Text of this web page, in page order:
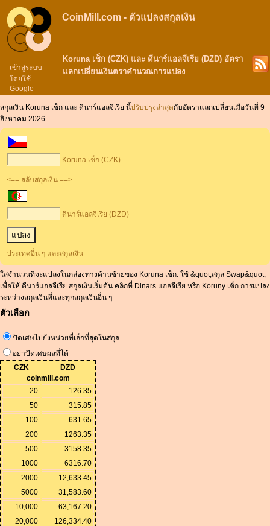
เข้าสู่ระบบ
โดยใช้
Google
CoinMill.com - ตัวแปลงสกุลเงิน
Koruna เช็ก (CZK) และ ดีนาร์แอลจีเรีย (DZD) อัตรา
แลกเปลี่ยนเงินตราคำนวณการแปลง
สกุลเงิน Koruna เช็ก และ ดีนาร์แอลจีเรีย นี้ปรับปรุงล่าสุดกับอัตราแลกเปลี่ยนเมื่อวันที่ 9
สิงหาคม 2026.
Koruna เช็ก (CZK)
<== สลับสกุลเงิน ==>
ดีนาร์แอลจีเรีย (DZD)
ประเทศอื่น ๆ และสกุลเงิน
ใส่จำนวนที่จะแปลงในกล่องทางด้านซ้ายของ Koruna เช็ก. ใช้ &quot;สกุล Swap&quot;
เพื่อให้ ดีนาร์แอลจีเรีย สกุลเงินเริ่มต้น คลิกที่ Dinars แอลจีเรีย หรือ Koruny เช็ก การแปลง
ระหว่างสกุลเงินที่และทุกสกุลเงินอื่น ๆ
ตัวเลือก
ปัดเศษไปยังหน่วยที่เล็กที่สุดในสกุล
อย่าปัดเศษผลที่ได้
CZK
DZD
coinmill.com
20
126.35
50
315.85
100
631.65
200
1263.35
500
3158.35
1000
6316.70
2000
12,633.45
5000
31,583.60
10,000
63,167.20
20,000
126,334.40